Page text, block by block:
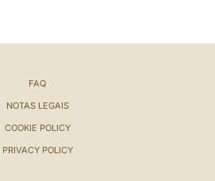
FAQ
NOTAS LEGAIS
COOKIE POLICY
PRIVACY POLICY